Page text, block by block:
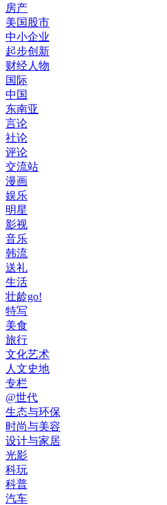
房产
美国股市
中小企业
起步创新
财经人物
国际
中国
东南亚
言论
社论
评论
交流站
漫画
娱乐
明星
影视
音乐
韩流
送礼
生活
壮龄go!
特写
美食
旅行
文化艺术
人文史地
专栏
@世代
生态与环保
时尚与美容
设计与家居
光影
科玩
科普
汽车